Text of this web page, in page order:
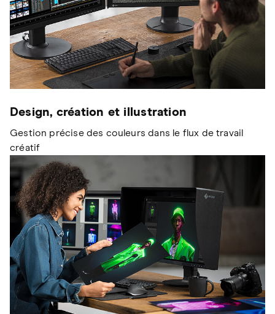
Design, création et illustration
Gestion précise des couleurs dans le flux de travail
créatif